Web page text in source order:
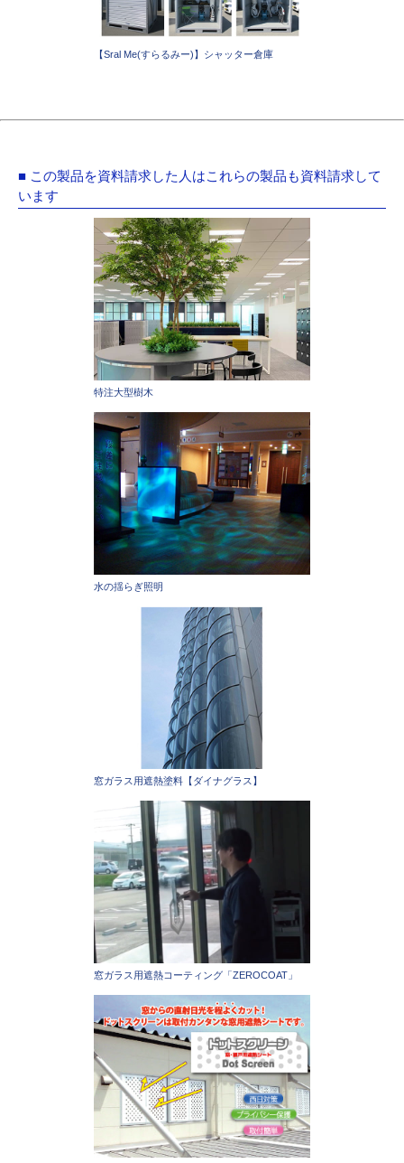
【Sral Me(すらるみー)】シャッター倉庫
■ この製品を資料請求した人はこれらの製品も資料請求して
います
特注大型樹木
水の揺らぎ照明
窓ガラス用遮熱塗料【ダイナグラス】
窓ガラス用遮熱コーティング「ZEROCOAT」